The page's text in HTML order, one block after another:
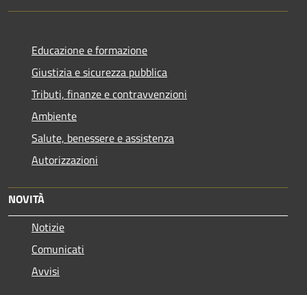
Educazione e formazione
Giustizia e sicurezza pubblica
Tributi, finanze e contravvenzioni
Ambiente
Salute, benessere e assistenza
Autorizzazioni
NOVITÀ
Notizie
Comunicati
Avvisi